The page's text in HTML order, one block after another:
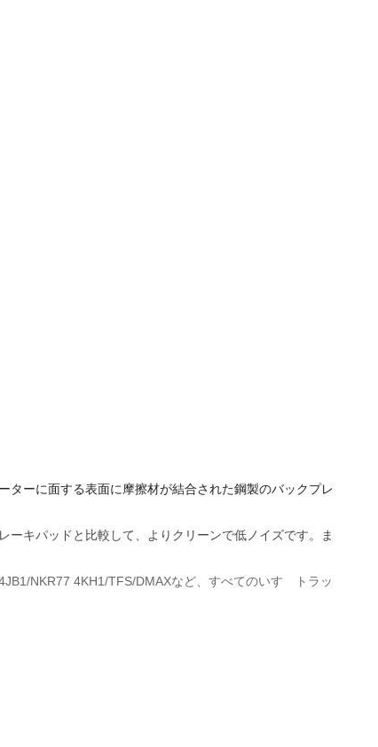
ターに面する表面に摩擦材が結合された鋼製のバックプレ
キパッドと比較して、よりクリーンで低ノイズです。ま
NKR77 4KH1/TFS/DMAXなど、すべてのいすゞトラッ